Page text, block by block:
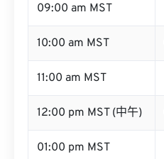
09:00 am MST
10:00 am MST
11:00 am MST
12:00 pm MST (中午)
01:00 pm MST